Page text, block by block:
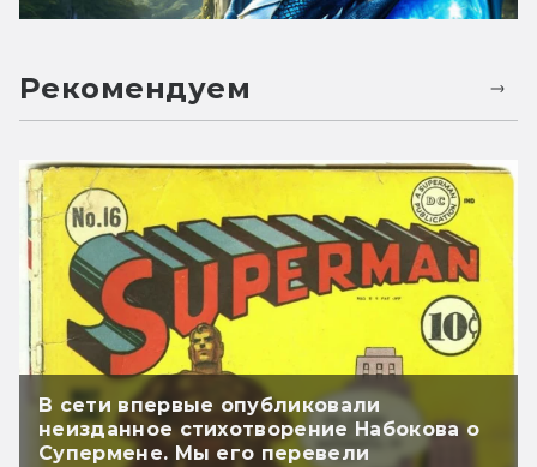
Рекомендуем
В сети впервые опубликовали
неизданное стихотворение Набокова о
Супермене. Мы его перевели